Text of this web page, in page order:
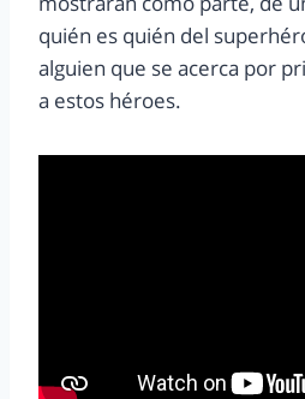
quién es quién del
alguien que se acerca por
a estos héroes.